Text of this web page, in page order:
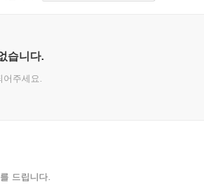
습니다.
어주세요.
드립니다.